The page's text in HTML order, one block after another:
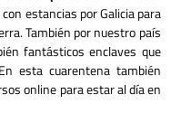
estancias por Galicia para
También por nuestro país
fantásticos enclaves que
esta cuarentena también
online para estar al día en